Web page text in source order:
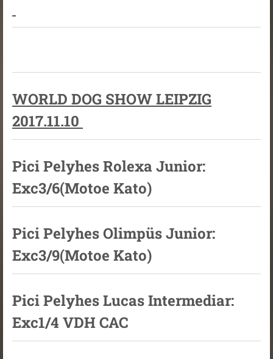
WORLD DOG SHOW LEIPZIG
2017.11.10
Pici Pelyhes Rolexa Junior:
Exc3/6(Motoe Kato)
Pici Pelyhes Olimpüs Junior:
Exc3/9(Motoe Kato)
Pici Pelyhes Lucas Intermediar:
Exc1/4 VDH CAC